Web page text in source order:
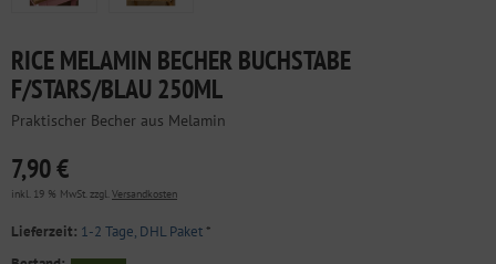
RICE MELAMIN BECHER BUCHSTABE
F/STARS/BLAU 250ML
Praktischer Becher aus Melamin
7,90 €
inkl. 19 % MwSt. zzgl. Versandkosten
Lieferzeit: 1-2 Tage, DHL Paket*